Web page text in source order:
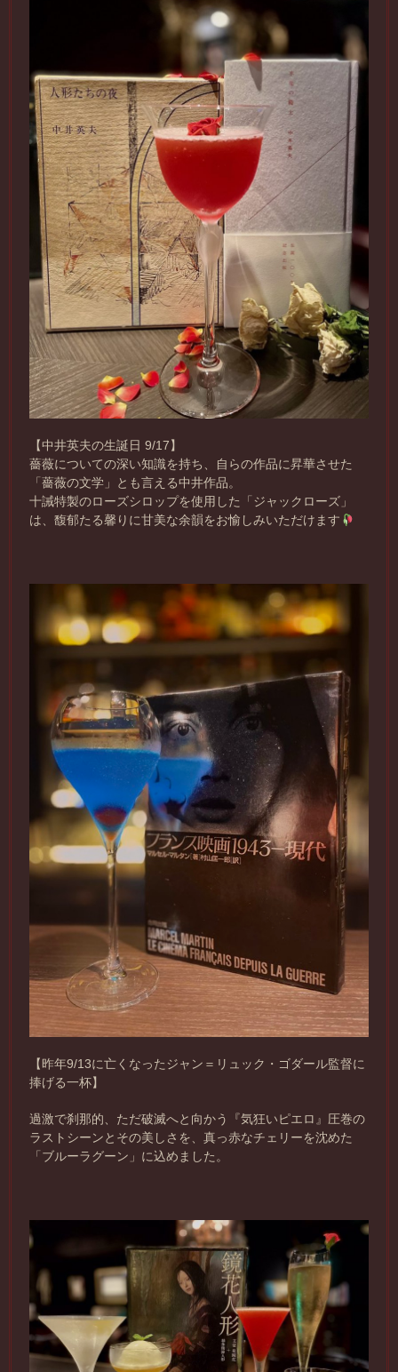
【中井英夫の生誕日 9/17】
薔薇についての深い知識を持ち、自らの作品に昇華させた
「薔薇の文学」とも言える中井作品。
十誡特製のローズシロップを使用した「ジャックローズ」
は、馥郁たる馨りに甘美な余韻をお愉しみいただけます
【昨年9/13に亡くなったジャン＝リュック・ゴダール監督に
捧げる一杯】
過激で刹那的、ただ破滅へと向かう『気狂いピエロ』圧巻の
ラストシーンとその美しさを、真っ赤なチェリーを沈めた
「ブルーラグーン」に込めました。